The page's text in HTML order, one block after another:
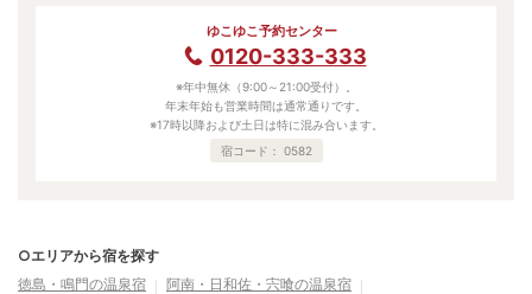
ゆこゆこ予約センター
0120-333-333
※年中無休（9:00～21:00受付）。
年末年始も営業時間は通常通りです。
※17時以降および土日は特に混み合います。
宿コード： 0582
○エリアから宿を探す
徳島・鳴門の温泉宿
阿南・日和佐・宍喰の温泉宿